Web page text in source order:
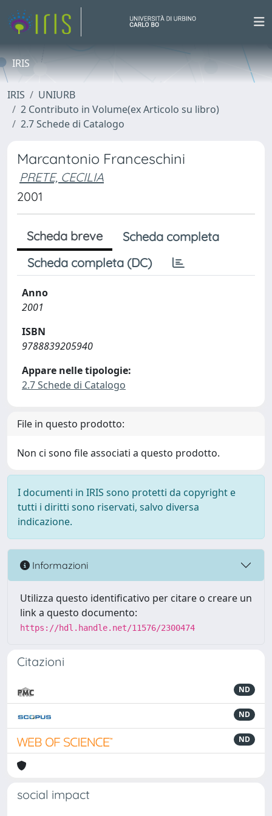
IRIS
IRIS
UNIURB
2 Contributo in Volume(ex Articolo su libro)
2.7 Schede di Catalogo
Marcantonio Franceschini
PRETE, CECILIA
2001
Scheda breve
Scheda completa
Scheda completa (DC)
Anno
2001
ISBN
9788839205940
Appare nelle tipologie:
2.7 Schede di Catalogo
File in questo prodotto:
Non ci sono file associati a questo prodotto.
I documenti in IRIS sono protetti da copyright e
tutti i diritti sono riservati, salvo diversa
indicazione.
Informazioni
Utilizza questo identificativo per citare o creare un
link a questo documento:
https://hdl.handle.net/11576/2300474
Citazioni
ND
ND
ND
social impact